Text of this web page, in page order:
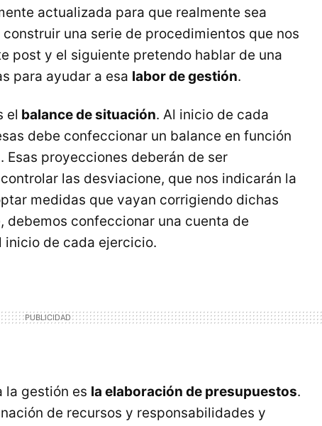
actualizada para que realmente sea
una serie de procedimientos que nos
post y el siguiente pretendo hablar de una
para ayudar a esa labor de gestión.
el balance de situación. Al inicio de cada
debe confeccionar un balance en función
proyecciones deberán de ser
las desviacione, que nos indicarán la
medidas que vayan corrigiendo dichas
debemos confeccionar una cuenta de
de cada ejercicio.
la gestión es la elaboración de presupuestos.
de recursos y responsabilidades y